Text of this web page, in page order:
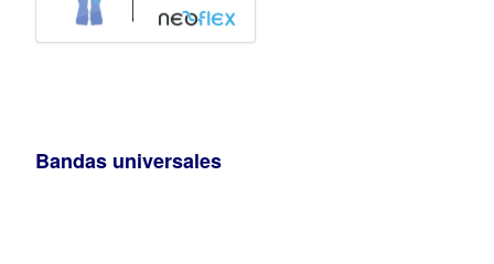
Bandas universales